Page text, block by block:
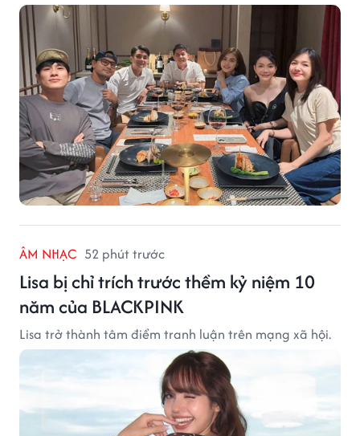
ÂM NHẠC 52 phút trước
Lisa bị chỉ trích trước thềm kỷ niệm 10
năm của BLACKPINK
Lisa trở thành tâm điểm tranh luận trên mạng xã hội.